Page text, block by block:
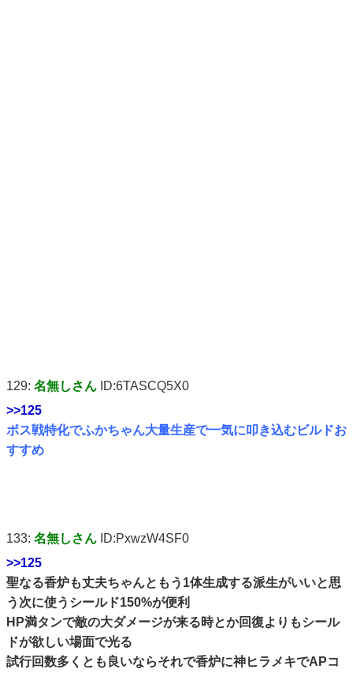
129: 名無しさん ID:6TASCQ5X0
>>125
ボス戦特化でふかちゃん大量生産で一気に叩き込むビルドお
すすめ
133: 名無しさん ID:PxwzW4SF0
>>125
聖なる香炉も丈夫ちゃんともう1体生成する派生がいいと思
う次に使うシールド150%が便利
HP満タンで敵の大ダメージが来る時とか回復よりもシール
ドが欲しい場面で光る
試行回数多くとも良いならそれで香炉に神ヒラメキでAPコ